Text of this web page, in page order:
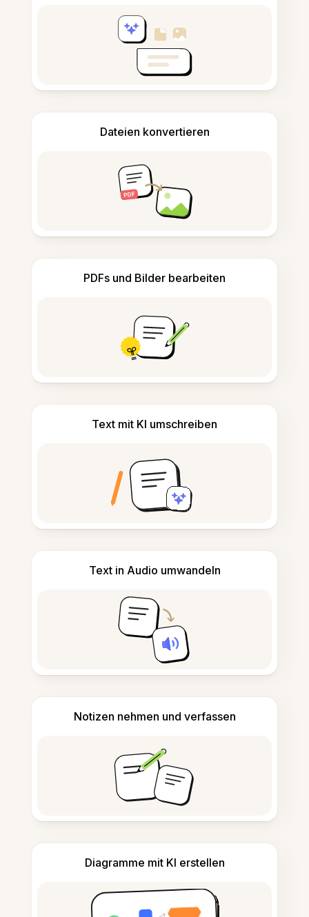
Dateien konvertieren
PDFs und Bilder bearbeiten
Text mit KI umschreiben
Text in Audio umwandeln
Notizen nehmen und verfassen
Diagramme mit KI erstellen